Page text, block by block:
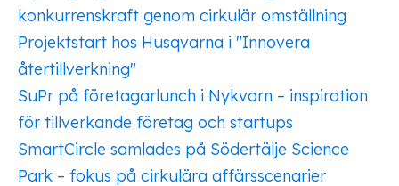
konkurrenskraft genom cirkulär omställning
Projektstart hos Husqvarna i "Innovera
återtillverkning"
SuPr på företagarlunch i Nykvarn – inspiration
för tillverkande företag och startups
SmartCircle samlades på Södertälje Science
Park – fokus på cirkulära affärsscenarier